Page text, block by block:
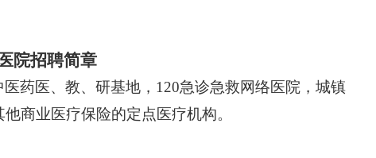
院招聘简章
药医、教、研基地， 120急诊急救网络医院，城镇
商业医疗保险的定点医疗机构。